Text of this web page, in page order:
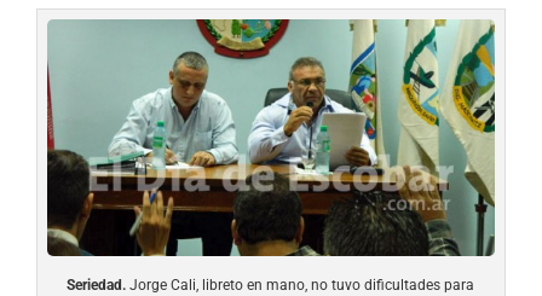
Seriedad. Jorge Cali, libreto en mano, no tuvo dificultades para